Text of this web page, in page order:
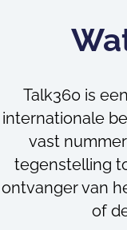
Talk360 is
internationale
vast
tegenstelling
ontvanger van
of